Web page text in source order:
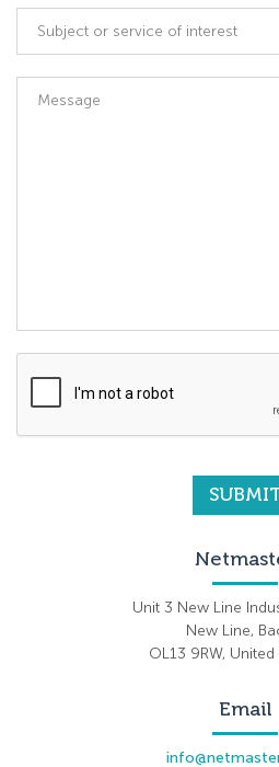
Unit 3 New Line
New Line,
OL13 9RW,
Email